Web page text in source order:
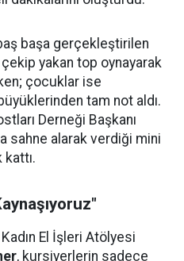
başa gerçekleştirilen
yakan top oynayarak
çocuklar ise
tam not aldı.
Derneği Başkanı
sahne alarak verdiği mini
El İşleri Atölyesi
, kursiyerlerin sadece